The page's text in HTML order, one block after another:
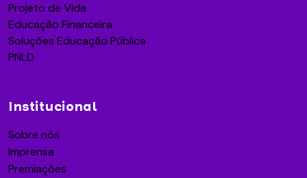
Projeto de Vida
Educação Financeira
Soluções Educação Pública
PNLD
Institucional
Sobre nós
Imprensa
Premiações